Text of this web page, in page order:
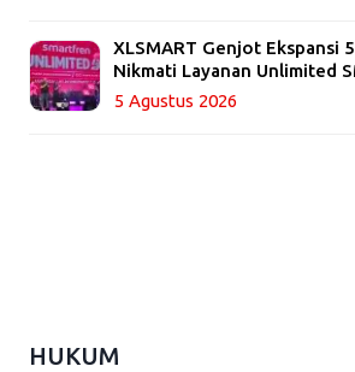
XLSMART Genjot Ekspansi
Nikmati Layanan Unlimited
5 Agustus 2026
HUKUM